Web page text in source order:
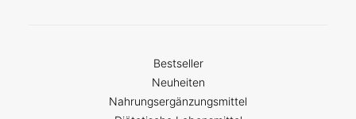
Bestseller
Neuheiten
Nahrungsergänzungsmittel